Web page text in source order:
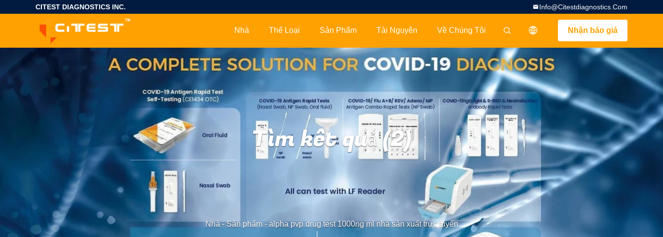
CITEST DIAGNOSTICS INC. Info@citestdiagnostics.com
Nhận báo giá
描述
Nhà Thể Loại Sản Phẩm Tài Nguyên Về Chúng Tôi
Tìm kêt quả (2)
Nhà-Sản phẩm-alpha pvp drug test 1000ng ml nhà sản xuất trực tuyến